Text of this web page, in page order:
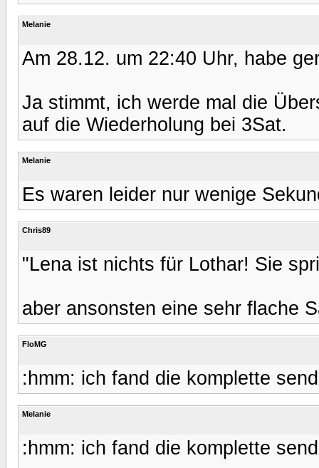
Melanie
Am 28.12. um 22:40 Uhr, habe
Ja stimmt, ich werde mal die
auf die Wiederholung bei 3Sat.
Melanie
Es waren leider nur wenige
Chris89
"Lena ist nichts für Lothar! Sie
aber ansonsten eine sehr flache
FloMG
:hmm: ich fand die komplette
Melanie
:hmm: ich fand die komplette